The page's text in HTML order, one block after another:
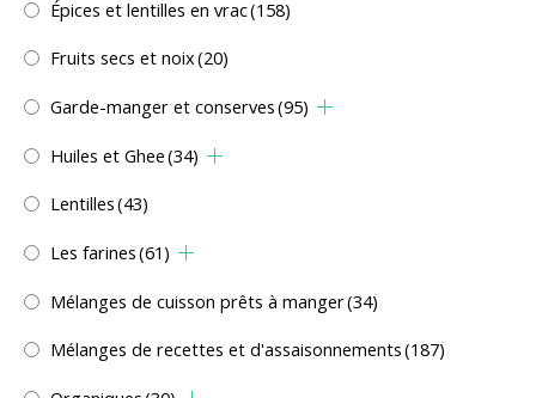
Épices et lentilles en vrac(158)
Fruits secs et noix(20)
Garde-manger et conserves(95)
Huiles et Ghee(34)
Lentilles(43)
Les farines(61)
Mélanges de cuisson prêts à manger(34)
Mélanges de recettes et d'assaisonnements(187)